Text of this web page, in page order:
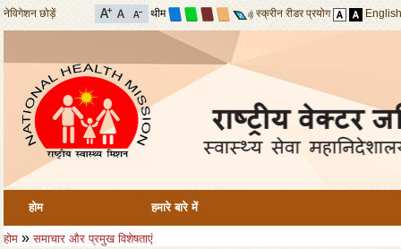
नेविगेशन छोड़ें थीम स्क्रीन रीडर प्रयोग English
होम हमारे बारे में
होम »समाचार और प्रमुख विशेषताएं